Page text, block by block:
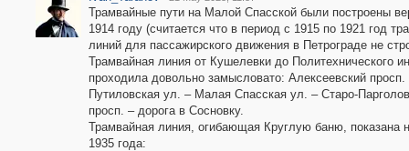
Трамвайные пути на Малой Спасской были построены
1914 году (считается что в период с 1915 по 1921 год
линий для пассажирского движения в Петрограде не
Трамвайная линия от Кушелевки до Политехнического
проходила довольно замысловато: Алексеевский просп.
Путиловская ул. – Малая Спасская ул. – Старо-
просп. – дорога в Сосновку.
Трамвайная линия, огибающая Круглую баню, показана
1935 года: